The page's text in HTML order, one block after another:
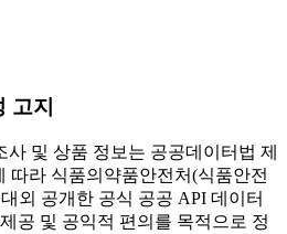
고지
및 상품 정보는 공공데이터법 제
따라 식품의약품안전처(식품안전
외 공개한 공식 공공 API 데이터
공 및 공익적 편의를 목적으로 정